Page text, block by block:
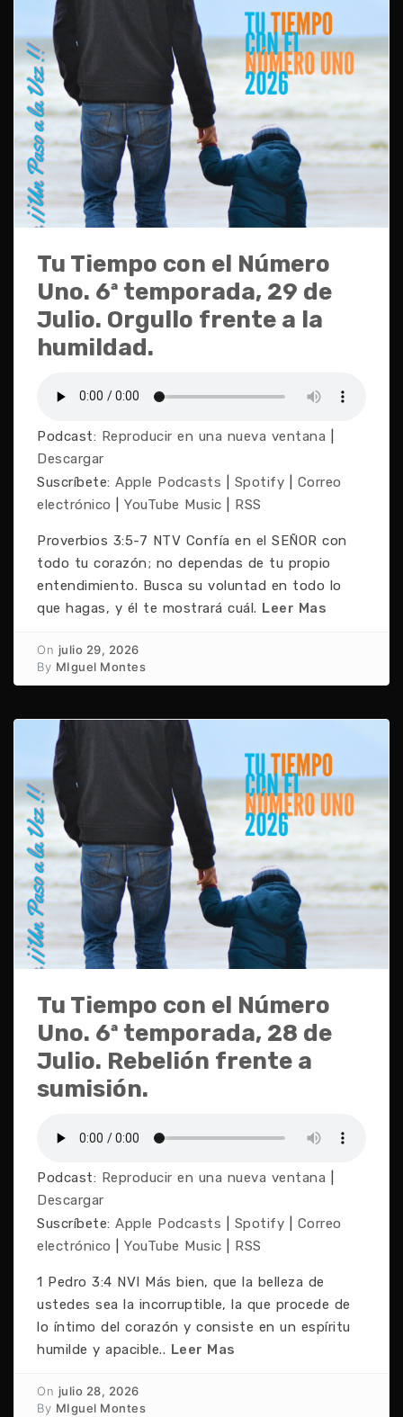
Tu Tiempo con el Número
Uno. 6ª temporada, 29 de
Julio. Orgullo frente a la
humildad.
Podcast: Reproducir en una nueva ventana
Descargar
Suscríbete: Apple Podcasts Spotify
Correo
electrónico
YouTube Music RSS
Proverbios 3:5-7 NTV Confía en el SEÑOR con
todo tu corazón; no dependas de tu propio
entendimiento. Busca su voluntad en todo lo
que hagas, y él te mostrará cuál. Leer Mas
On julio 29, 2026
By MIguel Montes
Tu Tiempo con el Número
Uno. 6ª temporada, 28 de
Julio. Rebelión frente a
sumisión.
Podcast: Reproducir en una nueva ventana
Descargar
Suscríbete: Apple Podcasts Spotify
Correo
electrónico
YouTube Music RSS
1 Pedro 3:4 NVI Más bien, que la belleza de
ustedes sea la incorruptible, la que procede de
lo íntimo del corazón y consiste en un espíritu
humilde y apacible.. Leer Mas
On julio 28, 2026
By MIguel Montes